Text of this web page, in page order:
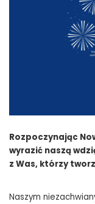
Rozpoczynając
wyrazić naszą
z Was, którzy
Naszym